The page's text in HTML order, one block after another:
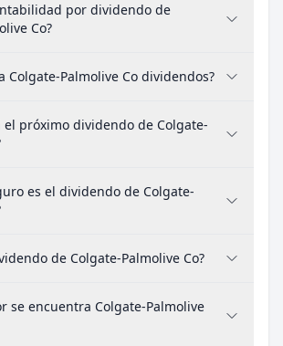
por dividendo de
Co?
Colgate-Palmolive Co dividendos?
el próximo dividendo de Colgate-
es el dividendo de Colgate-
de Colgate-Palmolive Co?
se encuentra Colgate-Palmolive